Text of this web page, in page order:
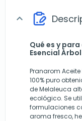
expand_more
Qué es y
Esencial
Pranarom
100% puro
de Melaleuca
ecológico. Se
formulaciones
aroma fresco,